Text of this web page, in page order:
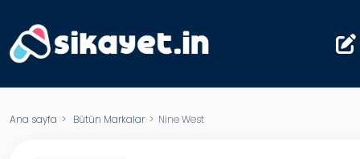
Ana sayfa > Bütün Markalar> Nine West